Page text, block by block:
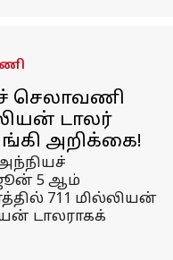
செலாவணி
டாலர்
அறிக்கை!
5 ஆம்
711 மில்லியன்
டாலராகக்